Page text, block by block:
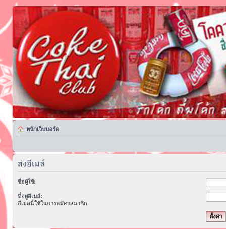
หน้าเว็บบอร์ด
ส่งอีเมล์
ชื่อผู้ใช้:
ที่อยู่อีเมล์:
อีเมลนี้ใช้ในการสมัครสมาชิก